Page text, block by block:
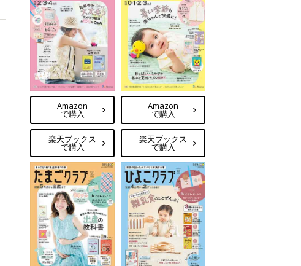
Amazon
で購入
楽天ブックス
で購入
Amazon
で購入
楽天ブックス
で購入